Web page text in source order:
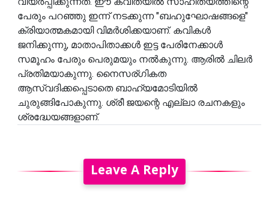
പേരും പറഞ്ഞു ഇന്ന് നടക്കുന്ന "ബഹുഘോഷങ്ങളെ"
ക്രിയാത്മകമായി വിമർശിക്കയാണ്. കവികൾ
ജനിക്കുന്നു, മാതാപിതാക്കൾ ഇട്ട പേരിനേക്കാൾ
സമൂഹം പേരും പെരുമയും നൽകുന്നു. ആരിൽ ചിലർ
പ്രതിമയാകുന്നു. നൈസര്ഗികത
ആസ്വദിക്കപ്പെടാതെ ബാഹ്യമോടിയിൽ
ചുരുങ്ങിപോകുന്നു. ശ്രീ ജയന്റെ എല്ലാ രചനകളും
ശ്രദ്ധേയങ്ങളാണ്.
Leave A Reply